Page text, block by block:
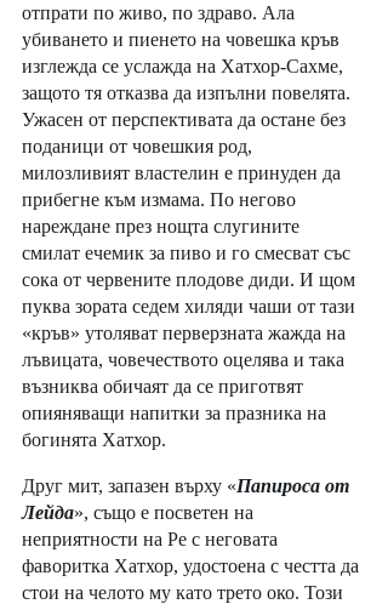
отпрати по живо, по здраво. Ала
убиването и пиенето на човешка кръв
изглежда се услажда на Хатхор-Сахме,
защото тя отказва да изпълни повелята.
Ужасен от перспективата да остане без
поданици от човешкия род,
милозливият властелин е принуден да
прибегне към измама. По негово
нареждане през нощта слугините
смилат ечемик за пиво и го смесват със
сока от червените плодове диди. И щом
пуква зората седем хиляди чаши от тази
«кръв» утоляват перверзната жажда на
лъвицата, човечеството оцелява и така
възниква обичаят да се приготвят
опияняващи напитки за празника на
богинята Хатхор.
Друг мит, запазен върху «Папироса от
Лейда», също е посветен на
неприятности на Ре с неговата
фаворитка Хатхор, удостоена с честта да
стои на челото му като трето око. Този